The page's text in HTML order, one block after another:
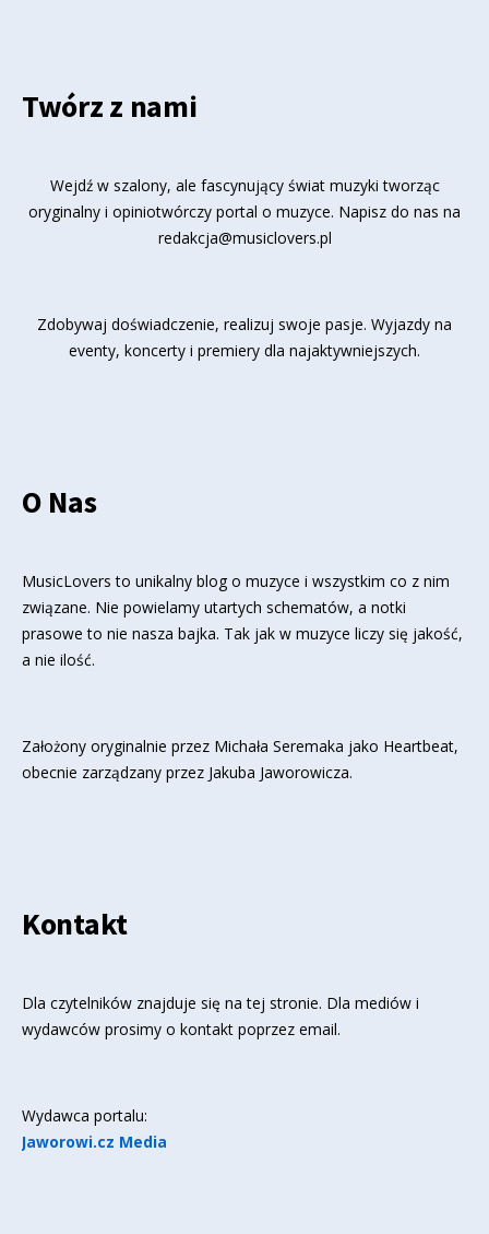
Twórz z nami
Wejdź w szalony, ale fascynujący świat muzyki tworząc
oryginalny i opiniotwórczy portal o muzyce. Napisz do nas na
redakcja@musiclovers.pl
Zdobywaj doświadczenie, realizuj swoje pasje. Wyjazdy na
eventy, koncerty i premiery dla najaktywniejszych.
O Nas
MusicLovers to unikalny blog o muzyce i wszystkim co z nim
związane. Nie powielamy utartych schematów, a notki
prasowe to nie nasza bajka. Tak jak w muzyce liczy się jakość,
a nie ilość.
Założony oryginalnie przez Michała Seremaka jako Heartbeat,
obecnie zarządzany przez Jakuba Jaworowicza.
Kontakt
Dla czytelników znajduje się na tej stronie. Dla mediów i
wydawców prosimy o kontakt poprzez email.
Wydawca portalu:
Jaworowi.cz Media